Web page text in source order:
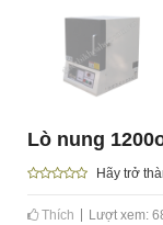
Lò nung
Hãy trở
Thích Lượt xem: